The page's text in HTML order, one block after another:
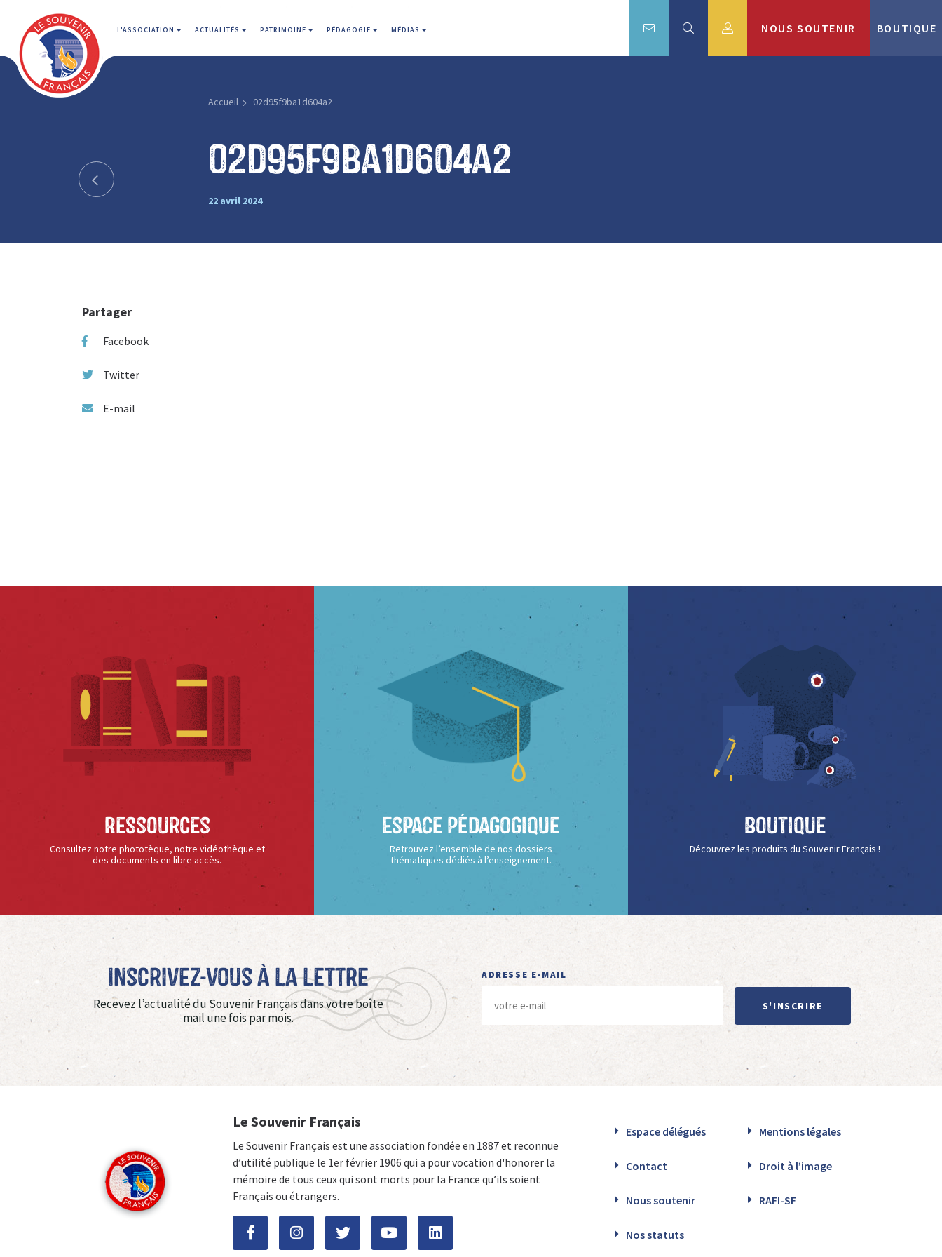
L'ASSOCIATION ACTUALITÉS PATRIMOINE PÉDAGOGIE MÉDIAS NOUS SOUTENIR BOUTIQUE
Accueil 02d95f9ba1d604a2
02d95f9ba1d604a2
22 avril 2024
Partager
Facebook
Twitter
E-mail
Ressources
Consultez notre phototèque, notre vidéothèque et
des documents en libre accès.
Espace Pédagogique
Retrouvez l’ensemble de nos dossiers
thématiques dédiés à l’enseignement.
Boutique
Découvrez les produits du Souvenir Français !
Inscrivez-vous à La Lettre
Recevez l’actualité du Souvenir Français dans votre boîte
mail une fois par mois.
ADRESSE E-MAIL
S'INSCRIRE
Le Souvenir Français
Le Souvenir Français est une association fondée en 1887 et reconnue
d’utilité publique le 1er février 1906 qui a pour vocation d'honorer la
mémoire de tous ceux qui sont morts pour la France qu’ils soient
Français ou étrangers.
Espace délégués Mentions légales
Contact Droit à l’image
Nous soutenir RAFI-SF
Nos statuts